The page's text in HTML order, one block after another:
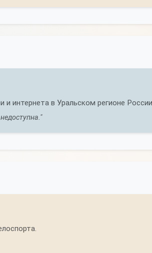
и интернета в Уральском регионе